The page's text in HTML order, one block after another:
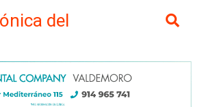
del